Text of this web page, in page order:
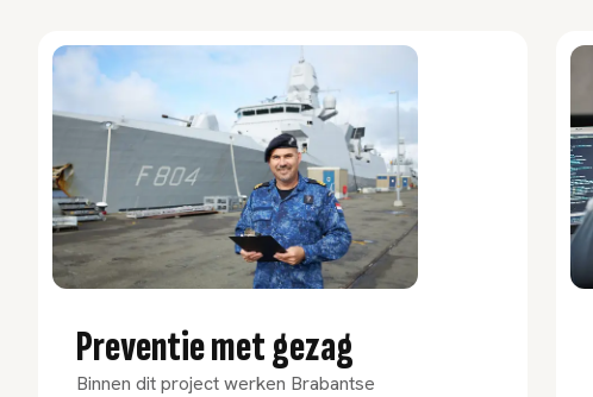
Preventie met gezag
Binnen dit project werken Brabantse